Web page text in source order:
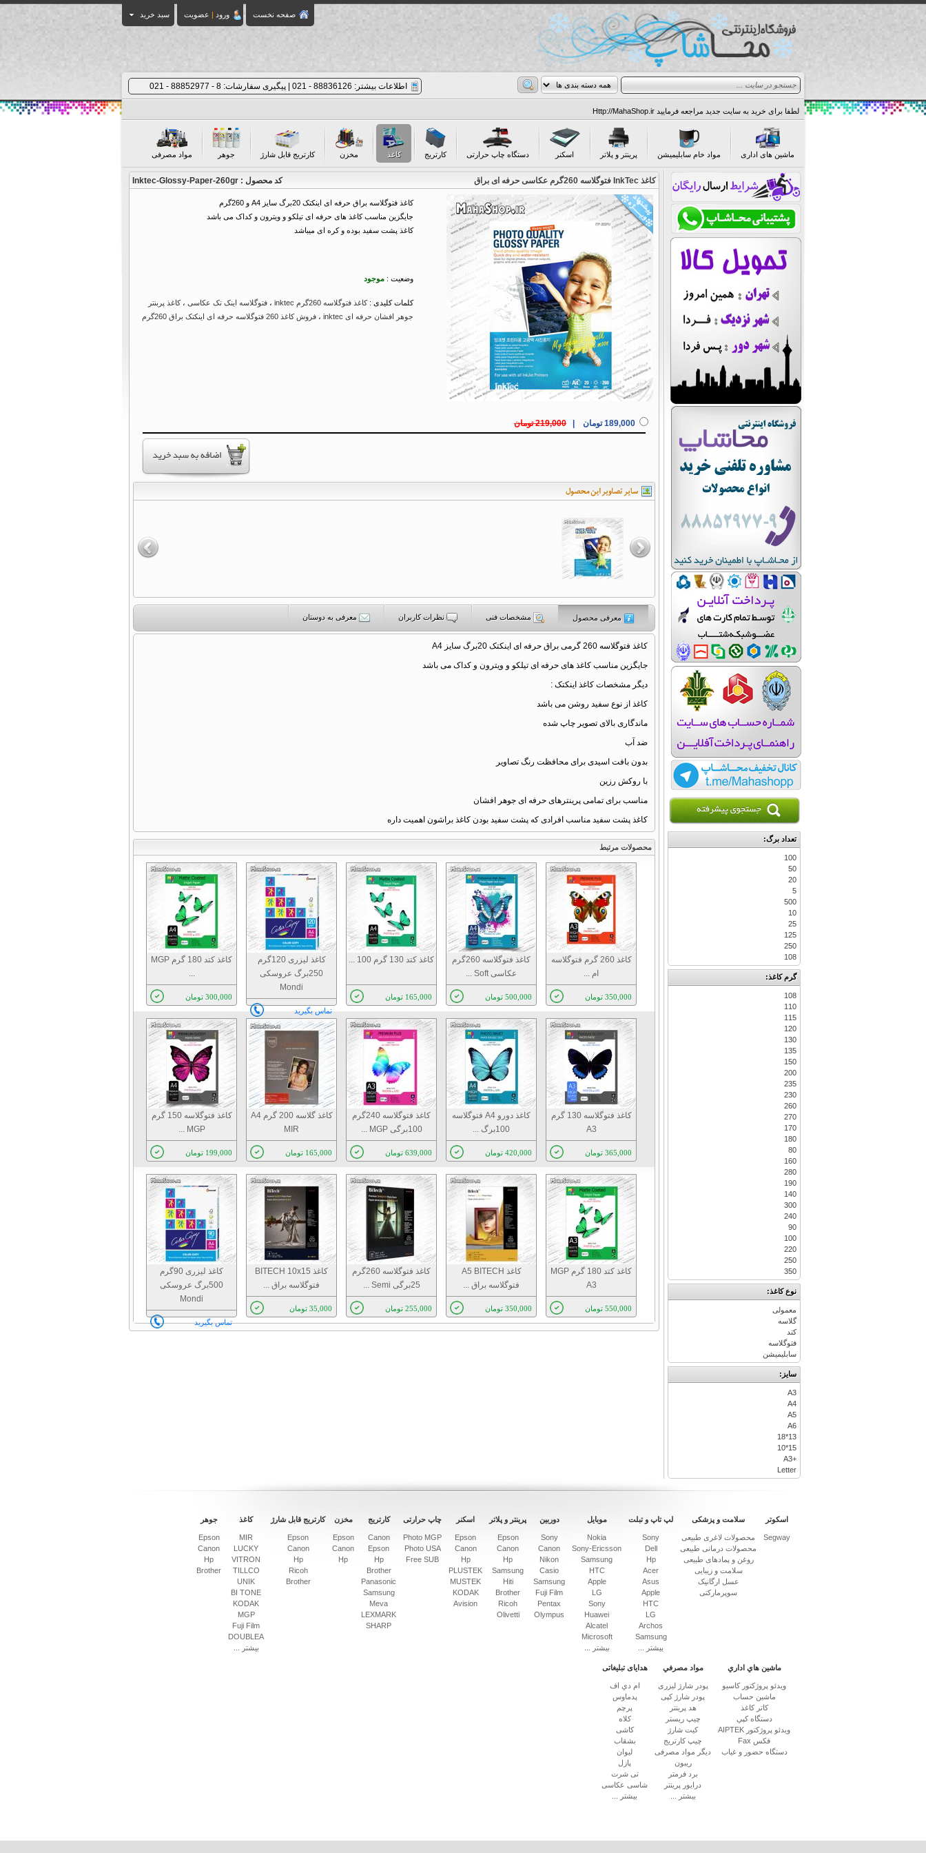
سبد خرید ورود | عضویت صفحه نخست
اطلاعات بیشتر: 88836126 - 021 | پیگیری سفارشات: 8 - 88852977 - 021
لطفا برای خرید به سایت جدید مراجعه فرمایید Http://MahaShop.ir
لطفا برای خرید به سایت جدید مراجعه فرمایید Http://MahaShop.ir
لطفا برای خرید به سایت جدید مراجعه فرمایید Http://MahaShop.ir
ماشین های اداری مواد خام سابلیمیشن پرینتر و پلاتر اسکنر دستگاه چاپ حرارتی کارتریج کاغذ مخزن کارتریج قابل شارژ جوهر مواد مصرفی
کاغذ InkTec فتوگلاسه 260گرم عکاسی حرفه ای براق کد محصول : Inktec-Glossy-Paper-260gr
کاغذ فتوگلاسه براق حرفه ای اینکتک 20برگ سایز A4 و 260گرم
جایگزین مناسب کاغذ های حرفه ای تیلکو و ویترون و کداک می باشد
کاغذ پشت سفید بوده و کره ای میباشد
وضعیت : موجود
کلمات کلیدی :کاغذ فتوگلاسه 260گرم inktec ، فتوگلاسه اینک تک عکاسی ،کاغذ پربنتر
جوهر افشان حرفه ای inktec
، فروش کاغذ 260 فتوگلاسه حرفه ای اینکتک براق 260گرم
189,000 تومان | 219,000 تومان
معرفی محصول مشخصات فنی نظرات کاربران معرفی به دوستان
کاغذ فتوگلاسه 260 گرمی براق حرفه ای اینکتک 20برگ سایز A4
جایگزین مناسب کاغذ های حرفه ای تیلکو و ویترون و کداک می باشد
دیگر مشخصات کاغذ اینکتک :
کاغذ از نوع سفید روشن می باشد
ماندگاری بالای تصویر چاپ شده
ضد آب
بدون بافت اسیدی برای محافظت رنگ تصاویر
با روکش رزین
مناسب برای تمامی پرینترهای حرفه ای جوهر افشان
کاغذ پشت سفید مناسب افرادی که پشت سفید بودن کاغذ براشون اهمیت داره
محصولات مرتبط
کاغذ 260 گرم فتوگلاسه
ام ...
350,000 تومان
کاغذ فتوگلاسه 260گرم
عکاسی Soft ...
500,000 تومان
کاغذ کتد 130 گرم 100 ...
165,000 تومان
کاغذ لیزری 120گرم
250برگ عروسکی
Mondi
تماس بگیرید
كاغذ كتد 180 گرم MGP
...
300,000 تومان
کاغذ فتوگلاسه 130 گرم
A3
365,000 تومان
کاغذ دورو A4 فتوگلاسه
100برگ ...
420,000 تومان
کاغذ فتوگلاسه 240گرم
100برگی MGP ...
639,000 تومان
کاغذ گلاسه 200 گرم A4
MIR
165,000 تومان
کاغذ فتوگلاسه 150 گرم
MGP ...
199,000 تومان
كاغذ كتد 180 گرم MGP
A3
550,000 تومان
كاغذ A5 BITECH
فتوگلاسه براق ...
350,000 تومان
کاغذ فتوگلاسه 260گرم
25برگی Semi ...
255,000 تومان
كاغذ BITECH 10x15
فتوگلاسه براق ...
35,000 تومان
کاغذ لیزری 90گرم
500برگ عروسکی
Mondi
تماس بگیرید
تعداد برگ:
100
50
20
5
500
10
25
125
250
108
گرم کاغذ:
108
110
115
120
130
135
150
200
235
230
260
270
170
180
80
160
280
190
140
300
240
90
100
220
250
350
نوع کاغذ:
معمولی
گلاسه
کتد
فتوگلاسه
سابلیمیشن
سایز:
A3
A4
A5
A6
13*18
15*10
+A3
Letter
اسکوتر
Segway
سلامت و پزشکی
محصولات لاغری طبیعی
محصولات درمانی طبیعی
روغن و پمادهای طبیعی
سلامت و زیبایی
عسل ارگانیک
سوپرمارکتی
لپ تاپ و تبلت
Sony
Dell
Hp
Acer
Asus
Apple
HTC
LG
Archos
Samsung
بیشتر ...
موبایل
Nokia
Sony-Ericsson
Samsung
HTC
Apple
LG
Sony
Huawei
Alcatel
Microsoft
بیشتر ...
دوربین
Sony
Canon
Nikon
Casio
Samsung
Fuji Film
Pentax
Olympus
پرینتر و پلاتر
Epson
Canon
Hp
Samsung
Hiti
Brother
Ricoh
Olivetti
اسکنر
Epson
Canon
Hp
PLUSTEK
MUSTEK
KODAK
Avision
چاپ حرارتی
Photo MGP
Photo USA
Free SUB
کارتریج
Canon
Epson
Hp
Brother
Panasonic
Samsung
Meva
LEXMARK
SHARP
مخزن
Epson
Canon
Hp
کارتریج قابل شارژ
Epson
Canon
Hp
Ricoh
Brother
کاغذ
MIR
LUCKY
VITRON
TILLCO
UNIK
BI TONE
KODAK
MGP
Fuji Film
DOUBLEA
بیشتر ...
جوهر
Epson
Canon
Hp
Brother
ماشين هاي اداري
ويدئو پروژكتور کاسیو
ماشين حساب
كاتر كاغذ
دستگاه كپي
ویدئو پروژکتور AIPTEK
فکس Fax
دستگاه حضور و غیاب
مواد مصرفي
پودر شارژ لیزری
پودر شارژ کپی
هد پرینتر
چیپ ریستر
کیت شارژ
چیپ کارتریج
دیگر مواد مصرفی
ریبون
برد فرمتر
درایور پرینتر
بیشتر ...
هدایای تبلیغاتی
ام دي اف
پدماوس
پرچم
کلاه
کاشی
بشقاب
لیوان
پازل
تی شرت
شاسی عکاسی
بیشتر ...